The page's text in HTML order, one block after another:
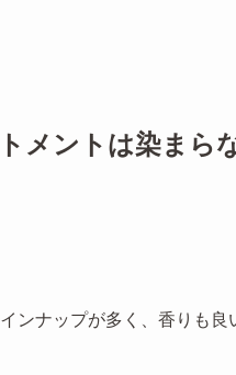
メントは染まら
ンナップが多く、香りも良